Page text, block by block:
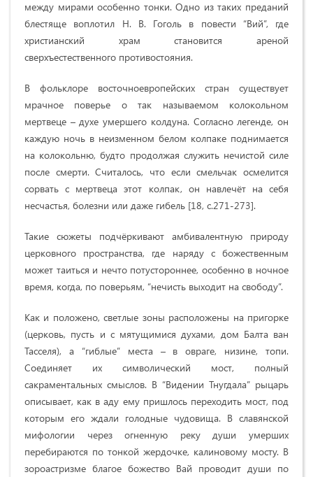
между мирами особенно тонки. Одно из таких преданий
блестяще воплотил Н. В. Гоголь в повести “Вий”, где
христианский храм становится ареной
сверхъестественного противостояния.
В фольклоре восточноевропейских стран существует
мрачное поверье о так называемом колокольном
мертвеце – духе умершего колдуна. Согласно легенде, он
каждую ночь в неизменном белом колпаке поднимается
на колокольню, будто продолжая служить нечистой силе
после смерти. Считалось, что если смельчак осмелится
сорвать с мертвеца этот колпак, он навлечёт на себя
несчастья, болезни или даже гибель [18, с.271-273].
Такие сюжеты подчёркивают амбивалентную природу
церковного пространства, где наряду с божественным
может таиться и нечто потустороннее, особенно в ночное
время, когда, по поверьям, “нечисть выходит на свободу”.
Как и положено, светлые зоны расположены на пригорке
(церковь, пусть и с мятущимися духами, дом Балта ван
Тасселя), а “гиблые” места – в овраге, низине, топи.
Соединяет их символический мост, полный
сакраментальных смыслов. В “Видении Тнугдала” рыцарь
описывает, как в аду ему пришлось переходить мост, под
которым его ждали голодные чудовища. В славянской
мифологии через огненную реку души умерших
перебираются по тонкой жердочке, калиновому мосту. В
зороастризме благое божество Вай проводит души по